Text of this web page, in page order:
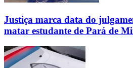
Justiça marca data do
matar estudante de Pará de